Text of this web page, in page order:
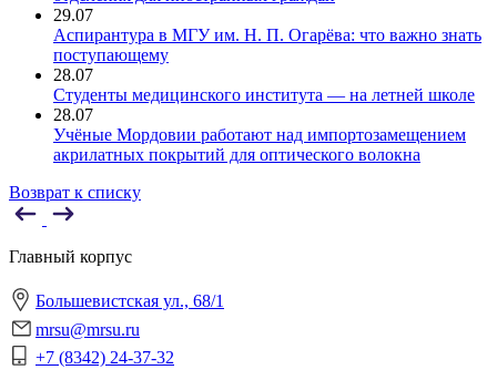
29.07
Аспирантура в МГУ им. Н. П. Огарёва: что важно знать
поступающему
28.07
Студенты медицинского института — на летней школе
28.07
Учёные Мордовии работают над импортозамещением
акрилатных покрытий для оптического волокна
Возврат к списку
Главный корпус
Большевистская ул., 68/1
mrsu@mrsu.ru
+7 (8342) 24-37-32